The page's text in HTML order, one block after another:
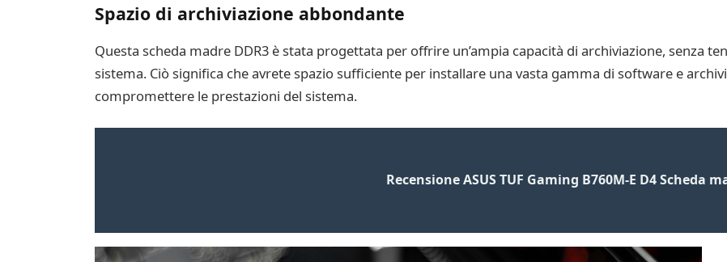
Spazio di archiviazione abbondante
Questa scheda madre DDR3 è stata progettata per offrire un’ampia capacità di archiviazione, senza
sistema. Ciò significa che avrete spazio sufficiente per installare una vasta gamma di software e
compromettere le prestazioni del sistema.
Recensione ASUS TUF Gaming B760M-E D4 Scheda